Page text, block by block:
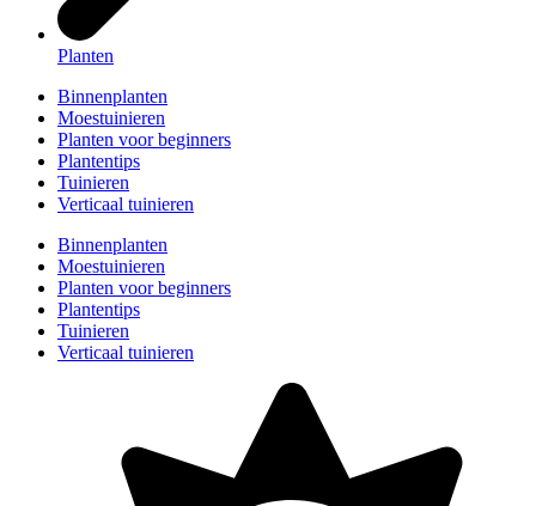
Planten
Binnenplanten
Moestuinieren
Planten voor beginners
Plantentips
Tuinieren
Verticaal tuinieren
Binnenplanten
Moestuinieren
Planten voor beginners
Plantentips
Tuinieren
Verticaal tuinieren